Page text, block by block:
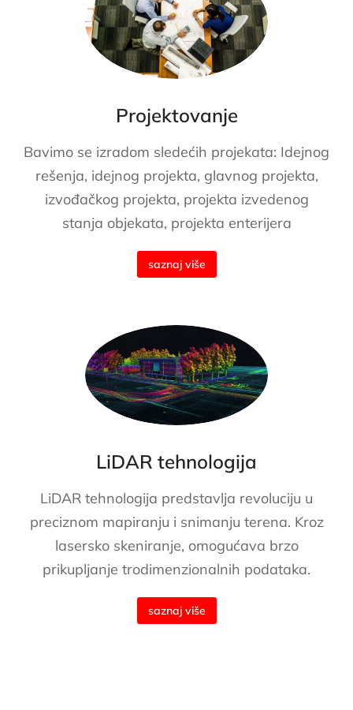
Projektovanje
Bavimo se izradom sledećih projekata: Idejnog
rešenja, idejnog projekta, glavnog projekta,
izvođačkog projekta, projekta izvedenog
stanja objekata, projekta enterijera
saznaj više
LiDAR tehnologija
LiDAR tehnologija predstavlja revoluciju u
preciznom mapiranju i snimanju terena. Kroz
lasersko skeniranje, omogućava brzo
prikupljanje trodimenzionalnih podataka.
saznaj više